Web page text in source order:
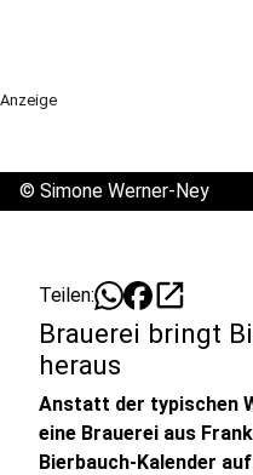
Anzeige
© Simone Werner-Ney
Teilen: open_in_new
Brauerei bringt
heraus
Anstatt der typischen
eine Brauerei aus
Bierbauch-Kalender